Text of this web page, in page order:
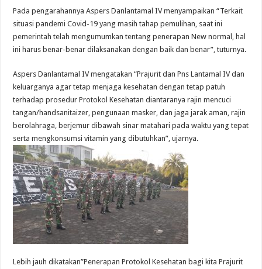
Pada pengarahannya Aspers Danlantamal IV menyampaikan “Terkait
situasi pandemi Covid-19 yang masih tahap pemulihan, saat ini
pemerintah telah mengumumkan tentang penerapan New normal, hal
ini harus benar-benar dilaksanakan dengan baik dan benar”, tuturnya.
Aspers Danlantamal IV mengatakan “Prajurit dan Pns Lantamal IV dan
keluarganya agar tetap menjaga kesehatan dengan tetap patuh
terhadap prosedur Protokol Kesehatan diantaranya rajin mencuci
tangan/handsanitaizer, pengunaan masker, dan jaga jarak aman, rajin
berolahraga, berjemur dibawah sinar matahari pada waktu yang tepat
serta mengkonsumsi vitamin yang dibutuhkan”, ujarnya.
Lebih jauh dikatakan”Penerapan Protokol Kesehatan bagi kita Prajurit